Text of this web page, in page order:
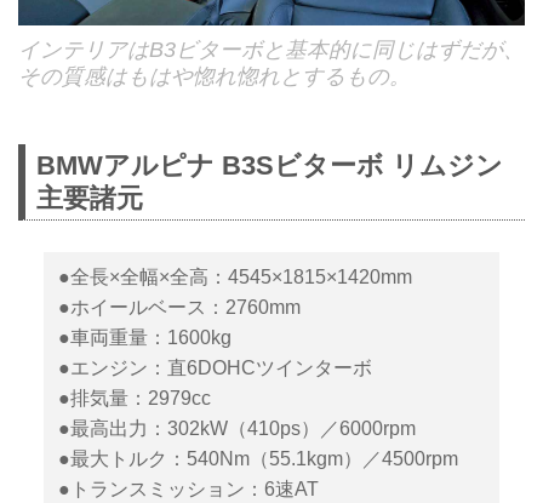
インテリアはB3ビターボと基本的に同じはずだが、
その質感はもはや惚れ惚れとするもの。
BMWアルピナ B3Sビターボ リムジン
主要諸元
●全長×全幅×全高：4545×1815×1420mm
●ホイールベース：2760mm
●車両重量：1600kg
●エンジン：直6DOHCツインターボ
●排気量：2979cc
●最高出力：302kW（410ps）／6000rpm
●最大トルク：540Nm（55.1kgm）／4500rpm
●トランスミッション：6速AT